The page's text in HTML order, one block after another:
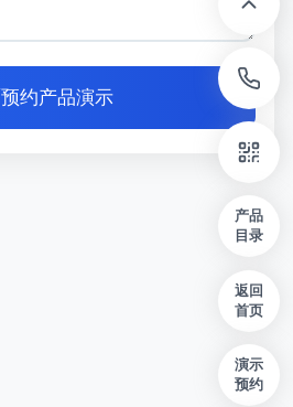
预约产品演示
产品
目录
返回
首页
演示
预约